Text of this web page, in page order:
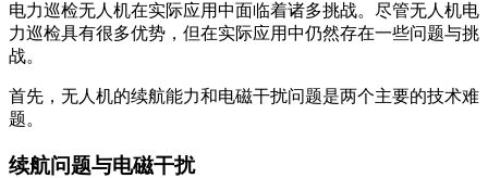
电力巡检无人机在实际应用中面临着诸多挑战。尽管无人机电
力巡检具有很多优势，但在实际应用中仍然存在一些问题与挑
战。
首先，无人机的续航能力和电磁干扰问题是两个主要的技术难
题。
续航问题与电磁干扰